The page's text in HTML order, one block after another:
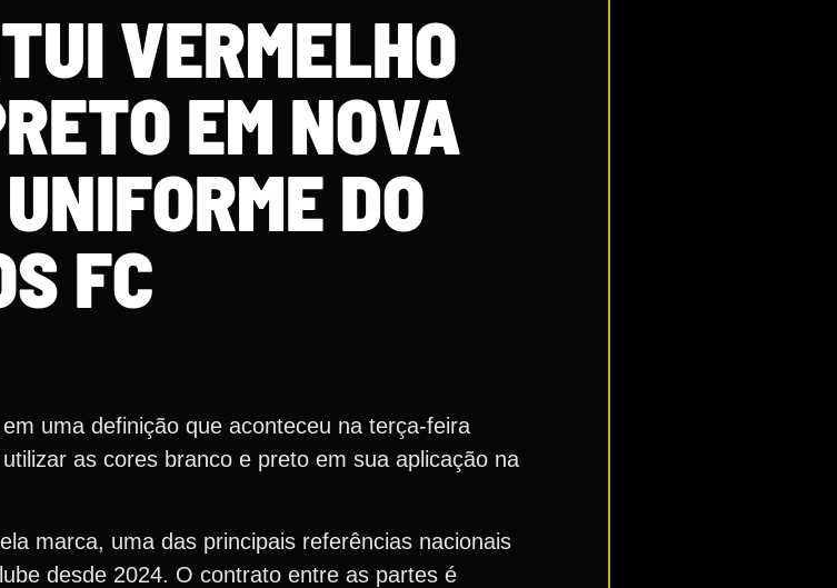
VERMELHO
EM NOVA
DO
FC
uma definição que aconteceu na terça-feira
as cores branco e preto em sua aplicação na
marca, uma das principais referências nacionais
desde 2024. O contrato entre as partes é